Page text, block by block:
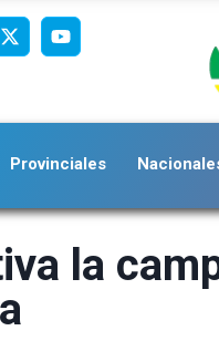
Provinciales
la